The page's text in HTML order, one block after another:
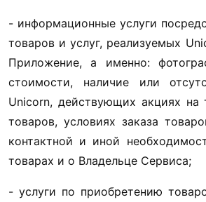
- информационные услуги
товаров и услуг, реализуемых
Приложение, а именно:
стоимости, наличие или
Unicorn, действующих акциях на
товаров, условиях заказа
контактной и иной
товарах и о Владельце Сервиса;
- услуги по приобретению